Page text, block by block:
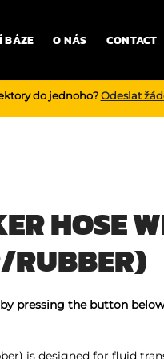
BÁZE O NÁS CONTACT
do jednoho? Odeslat
HOSE
RUBBER)
pressing the button
is designed for fluid